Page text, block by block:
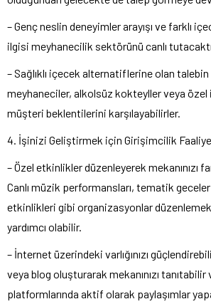
– Genç neslin deneyimler arayışı ve farklı
ilgisi meyhanecilik sektörünü canlı
– Sağlıklı içecek alternatiflerine olan
meyhaneciler, alkolsüz kokteyller veya
müşteri beklentilerini karşılayabilirler.
4. İşinizi Geliştirmek için Girişimcilik
– Özel etkinlikler düzenleyerek mekanınızı
Canlı müzik performansları, tematik
etkinlikleri gibi organizasyonlar
yardımcı olabilir.
– İnternet üzerindeki varlığınızı
veya blog oluşturarak mekanınızı
platformlarında aktif olarak paylaşımlar